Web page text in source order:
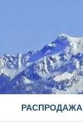
РАСПРОДАЖА